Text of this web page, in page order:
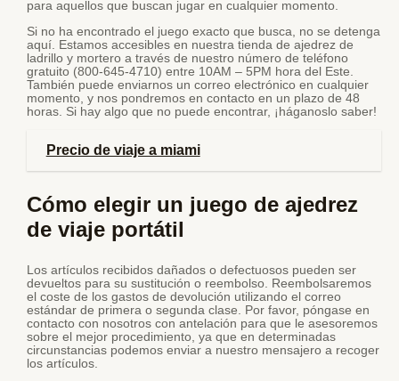
para aquellos que buscan jugar en cualquier momento.
Si no ha encontrado el juego exacto que busca, no se detenga
aquí. Estamos accesibles en nuestra tienda de ajedrez de
ladrillo y mortero a través de nuestro número de teléfono
gratuito (800-645-4710) entre 10AM – 5PM hora del Este.
También puede enviarnos un correo electrónico en cualquier
momento, y nos pondremos en contacto en un plazo de 48
horas. Si hay algo que no puede encontrar, ¡háganoslo saber!
Precio de viaje a miami
Cómo elegir un juego de ajedrez
de viaje portátil
Los artículos recibidos dañados o defectuosos pueden ser
devueltos para su sustitución o reembolso. Reembolsaremos
el coste de los gastos de devolución utilizando el correo
estándar de primera o segunda clase. Por favor, póngase en
contacto con nosotros con antelación para que le asesoremos
sobre el mejor procedimiento, ya que en determinadas
circunstancias podemos enviar a nuestro mensajero a recoger
los artículos.